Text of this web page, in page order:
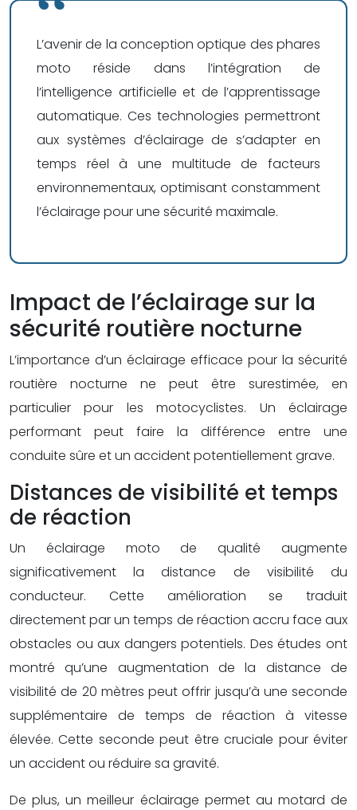
L’avenir de la conception optique des phares
moto réside dans l’intégration de
l’intelligence artificielle et de l’apprentissage
automatique. Ces technologies permettront
aux systèmes d’éclairage de s’adapter en
temps réel à une multitude de facteurs
environnementaux, optimisant constamment
l’éclairage pour une sécurité maximale.
Impact de l’éclairage sur la
sécurité routière nocturne
L’importance d’un éclairage efficace pour la sécurité
routière nocturne ne peut être surestimée, en
particulier pour les motocyclistes. Un éclairage
performant peut faire la différence entre une
conduite sûre et un accident potentiellement grave.
Distances de visibilité et temps
de réaction
Un éclairage moto de qualité augmente
significativement la distance de visibilité du
conducteur. Cette amélioration se traduit
directement par un temps de réaction accru face aux
obstacles ou aux dangers potentiels. Des études ont
montré qu’une augmentation de la distance de
visibilité de 20 mètres peut offrir jusqu’à une seconde
supplémentaire de temps de réaction à vitesse
élevée. Cette seconde peut être cruciale pour éviter
un accident ou réduire sa gravité.
De plus, un meilleur éclairage permet au motard de